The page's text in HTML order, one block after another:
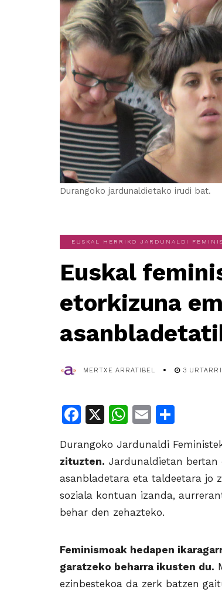
Durangoko jardunaldietako irudi bat.
EUSKAL HERRIKO JARDUNALDI
Euskal
etorkizuna
MERTXE ARRATIBEL 3
Facebook
X WhatsApp
Email
Durangoko Jardunaldi
zituzten. Jardunaldietan bertan
asanbladetara eta taldeetara jo
soziala kontuan izanda,
behar den zehazteko.
Feminismoak hedapen
garatzeko beharra ikusten du.
ezinbestekoa da zerk batzen